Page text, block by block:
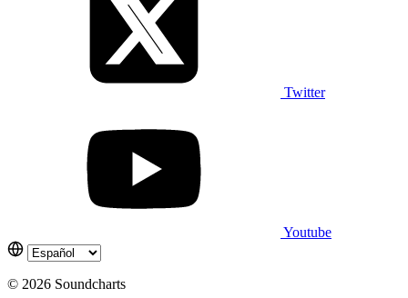
Twitter
Youtube
© 2026 Soundcharts